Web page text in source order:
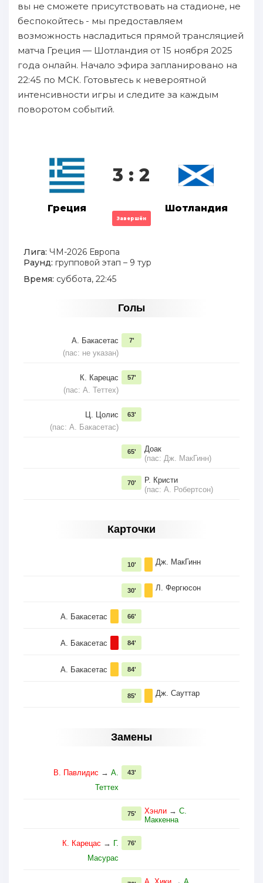
вы не сможете присутствовать на стадионе, не
беспокойтесь - мы предоставляем
возможность насладиться прямой трансляцией
матча Греция — Шотландия от 15 ноября 2025
года онлайн. Начало эфира запланировано на
22:45 по МСК. Готовьтесь к невероятной
интенсивности игры и следите за каждым
поворотом событий.
Греция
3 : 2
Завершён
Шотландия
Лига: ЧМ-2026 Европа
Раунд: групповой этап – 9 тур
Время: суббота, 22:45
Голы
А. Бакасетас
(пас: не указан)
7'
К. Карецас
(пас: А. Теттех)
57'
Ц. Цолис
(пас: А. Бакасетас)
63'
Доак
(пас: Дж. МакГинн)
65'
Р. Кристи
(пас: А. Робертсон)
70'
Карточки
Дж. МакГинн
10'
Л. Фергюсон
30'
А. Бакасетас 66'
А. Бакасетас 84'
А. Бакасетас 84'
Дж. Сауттар
85'
Замены
В. Павлидис → А.
Теттех
43'
Хэнли → С.
Маккенна
75'
К. Карецас → Г.
Масурас
76'